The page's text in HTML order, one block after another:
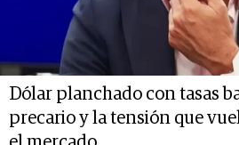
Dólar planchado con tasas
precario y la tensión que